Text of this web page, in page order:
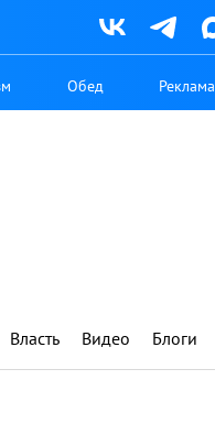
Обед Реклама
Власть Видео Блоги